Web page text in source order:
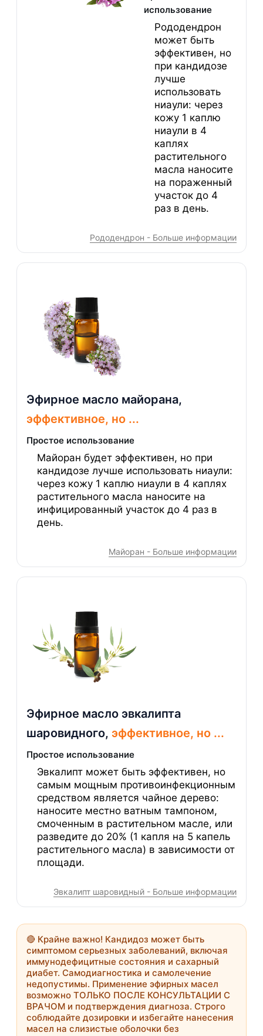
использование
Рододендрон
может быть
эффективен, но
при кандидозе
лучше
использовать
ниаули: через
кожу 1 каплю
ниаули в 4
каплях
растительного
масла наносите
на пораженный
участок до 4
раз в день.
Рододендрон - Больше информации
Эфирное масло майорана,
эффективное, но ...
Простое использование
Майоран будет эффективен, но при
кандидозе лучше использовать ниаули:
через кожу 1 каплю ниаули в 4 каплях
растительного масла наносите на
инфицированный участок до 4 раз в
день.
Майоран - Больше информации
Эфирное масло эвкалипта
шаровидного, эффективное, но ...
Простое использование
Эвкалипт может быть эффективен, но
самым мощным противоинфекционным
средством является чайное дерево:
наносите местно ватным тампоном,
смоченным в растительном масле, или
разведите до 20% (1 капля на 5 капель
растительного масла) в зависимости от
площади.
Эвкалипт шаровидный - Больше информации
🔴 Крайне важно! Кандидоз может быть
симптомом серьезных заболеваний, включая
иммунодефицитные состояния и сахарный
диабет. Самодиагностика и самолечение
недопустимы. Применение эфирных масел
возможно ТОЛЬКО ПОСЛЕ КОНСУЛЬТАЦИИ С
ВРАЧОМ и подтверждения диагноза. Строго
соблюдайте дозировки и избегайте нанесения
масел на слизистые оболочки без